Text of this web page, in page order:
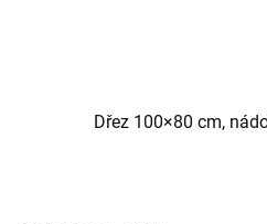
Dřez 100×80 cm,